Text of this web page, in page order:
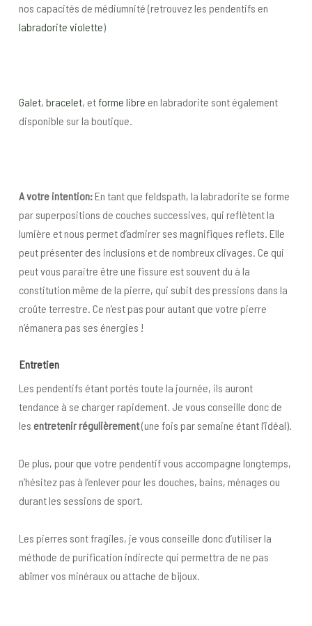
nos capacités de médiumnité (retrouvez les pendentifs en
labradorite violette)
Galet, bracelet, etforme libre en labradorite sont également
disponible sur la boutique.
A votre intention:En tant que feldspath, la labradorite se forme
par superpositions de couches successives, qui reflètent la
lumière et nous permet d’admirer ses magnifiques reflets. Elle
peut présenter des inclusions et de nombreux clivages. Ce qui
peut vous paraitre être une fissure est souvent du à la
constitution même de la pierre, qui subit des pressions dans la
croûte terrestre. Ce n’est pas pour autant que votre pierre
n’émanera pas ses énergies !
Entretien
Les pendentifs étant portés toute la journée, ils auront
tendance à se charger rapidement. Je vous conseille donc de
les entretenir régulièrement(une fois par semaine étant l’idéal).
De plus, pour que votre pendentif vous accompagne longtemps,
n’hésitez pas à l’enlever pour les douches, bains, ménages ou
durant les sessions de sport.
Les pierres sont fragiles, je vous conseille donc d’utiliser la
méthode de purification indirecte qui permettra de ne pas
abîmer vos minéraux ou attache de bijoux.